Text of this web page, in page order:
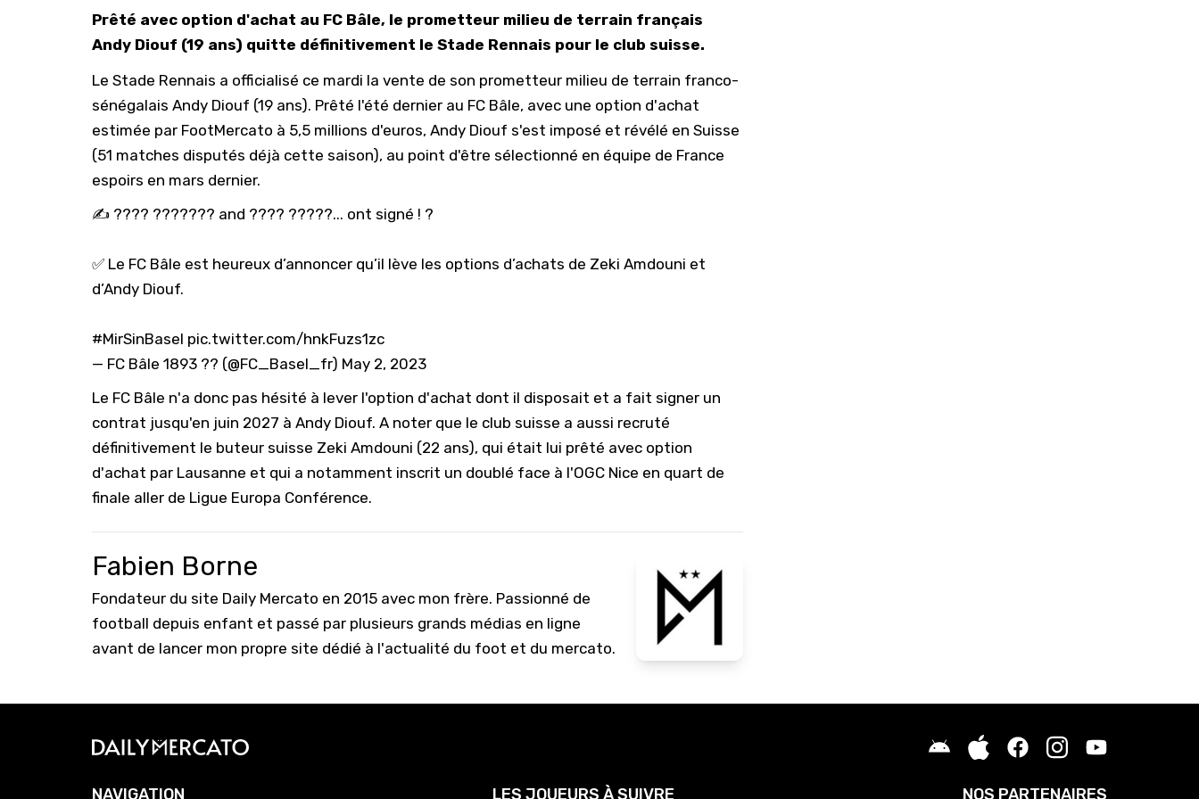
Prêté avec option d'achat au FC Bâle, le prometteur milieu de terrain français
Andy Diouf (19 ans) quitte définitivement le Stade Rennais pour le club suisse.
Le Stade Rennais a officialisé ce mardi la vente de son prometteur milieu de terrain franco-
sénégalais Andy Diouf (19 ans). Prêté l'été dernier au FC Bâle, avec une option d'achat
estimée par FootMercato à 5,5 millions d'euros, Andy Diouf s'est imposé et révélé en Suisse
(51 matches disputés déjà cette saison), au point d'être sélectionné en équipe de France
espoirs en mars dernier.
✍️ ???? ??????? and ???? ?????... ont signé ! ?
✅ Le FC Bâle est heureux d’annoncer qu’il lève les options d’achats de Zeki Amdouni et
d’Andy Diouf.
#MirSinBasel pic.twitter.com/hnkFuzs1zc
— FC Bâle 1893 ?? (@FC_Basel_fr) May 2, 2023
Le FC Bâle n'a donc pas hésité à lever l'option d'achat dont il disposait et a fait signer un
contrat jusqu'en juin 2027 à Andy Diouf. A noter que le club suisse a aussi recruté
définitivement le buteur suisse Zeki Amdouni (22 ans), qui était lui prêté avec option
d'achat par Lausanne et qui a notamment inscrit un doublé face à l'OGC Nice en quart de
finale aller de Ligue Europa Conférence.
Fabien Borne
Fondateur du site Daily Mercato en 2015 avec mon frère. Passionné de
football depuis enfant et passé par plusieurs grands médias en ligne
avant de lancer mon propre site dédié à l'actualité du foot et du mercato.
NAVIGATION LES JOUEURS À SUIVRE NOS PARTENAIRES